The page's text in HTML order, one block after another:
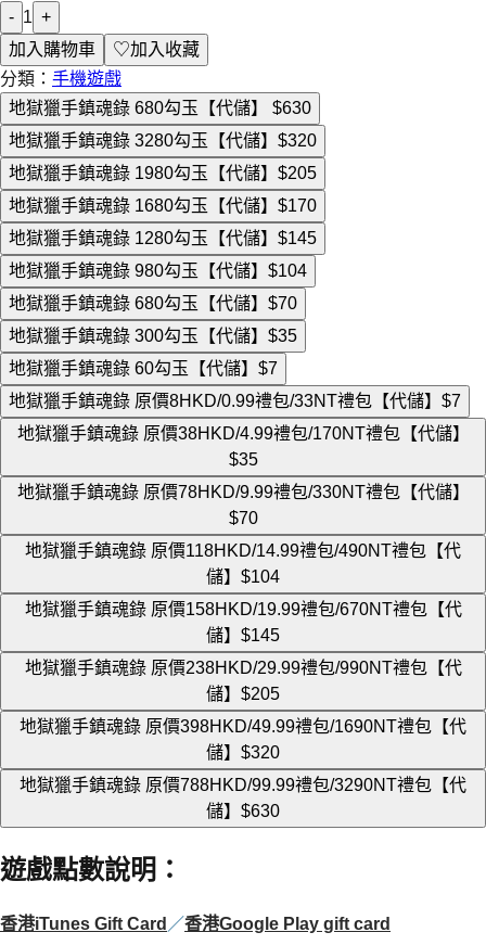
- 1 +
加入購物車
♡加入收藏
分類： 手機遊戲
地獄獵手鎮魂錄 680勾玉【代儲】 $630
地獄獵手鎮魂錄 3280勾玉【代儲】 $320
地獄獵手鎮魂錄 1980勾玉【代儲】 $205
地獄獵手鎮魂錄 1680勾玉【代儲】 $170
地獄獵手鎮魂錄 1280勾玉【代儲】 $145
地獄獵手鎮魂錄 980勾玉【代儲】 $104
地獄獵手鎮魂錄 680勾玉【代儲】 $70
地獄獵手鎮魂錄 300勾玉【代儲】 $35
地獄獵手鎮魂錄 60勾玉【代儲】 $7
地獄獵手鎮魂錄 原價8HKD/0.99禮包/33NT禮包【代儲】 $7
地獄獵手鎮魂錄 原價38HKD/4.99禮包/170NT禮包【代儲】
$35
地獄獵手鎮魂錄 原價78HKD/9.99禮包/330NT禮包【代儲】
$70
地獄獵手鎮魂錄 原價118HKD/14.99禮包/490NT禮包【代
儲】 $104
地獄獵手鎮魂錄 原價158HKD/19.99禮包/670NT禮包【代
儲】 $145
地獄獵手鎮魂錄 原價238HKD/29.99禮包/990NT禮包【代
儲】 $205
地獄獵手鎮魂錄 原價398HKD/49.99禮包/1690NT禮包【代
儲】 $320
地獄獵手鎮魂錄 原價788HKD/99.99禮包/3290NT禮包【代
儲】 $630
遊戲點數說明 ：
香港iTunes Gift Card ／香港Google Play gift card